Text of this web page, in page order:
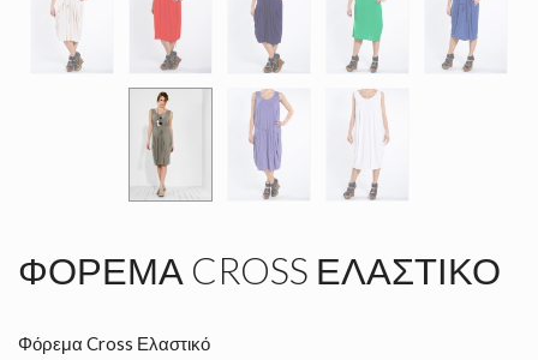
ΦΌΡΕΜΑ CROSS ΕΛΑΣΤΙΚΌ
Φόρεμα Cross Ελαστικό